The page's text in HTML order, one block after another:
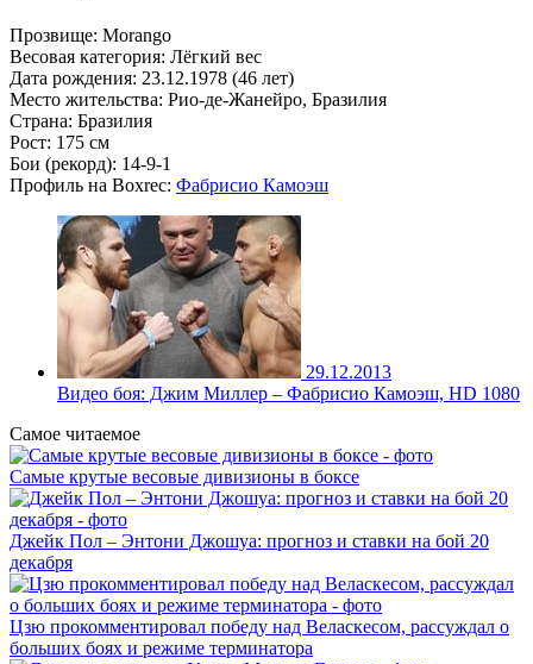
Прозвище: Morango
Весовая категория: Лёгкий вес
Дата рождения: 23.12.1978 (46 лет)
Место жительства: Рио-де-Жанейро, Бразилия
Страна: Бразилия
Рост: 175 см
Бои (рекорд): 14-9-1
Профиль на Boxrec: Фабрисио Камоэш
29.12.2013
Видео боя: Джим Миллер – Фабрисио Камоэш, HD 1080
Самое читаемое
Самые крутые весовые дивизионы в боксе
Джейк Пол – Энтони Джошуа: прогноз и ставки на бой 20
декабря
Цзю прокомментировал победу над Веласкесом, рассуждал о
больших боях и режиме терминатора